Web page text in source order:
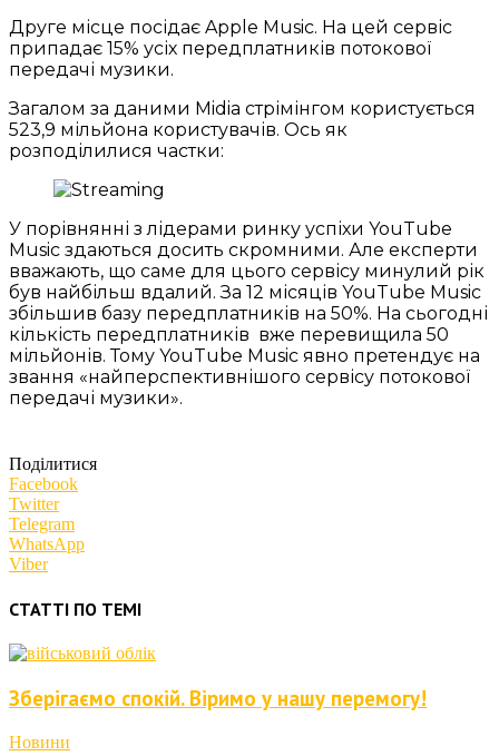
Друге місце посідає Apple Music. На цей сервіс
припадає 15% усіх передплатників потокової
передачі музики.
Загалом за даними Midia стрімінгом користується
523,9 мільйона користувачів. Ось як
розподілилися частки:
У порівнянні з лідерами ринку успіхи YouTube
Music здаються досить скромними. Але експерти
вважають, що саме для цього сервісу минулий рік
був найбільш вдалий. За 12 місяців YouTube Music
збільшив базу передплатників на 50%. На сьогодні
кількість передплатників вже перевищила 50
мільйонів. Тому YouTube Music явно претендує на
звання «найперспективнішого сервісу потокової
передачі музики».
Поділитися
Facebook
Twitter
Telegram
WhatsApp
Viber
СТАТТІ ПО ТЕМІ
Зберігаємо спокій. Віримо у нашу перемогу!
Новини